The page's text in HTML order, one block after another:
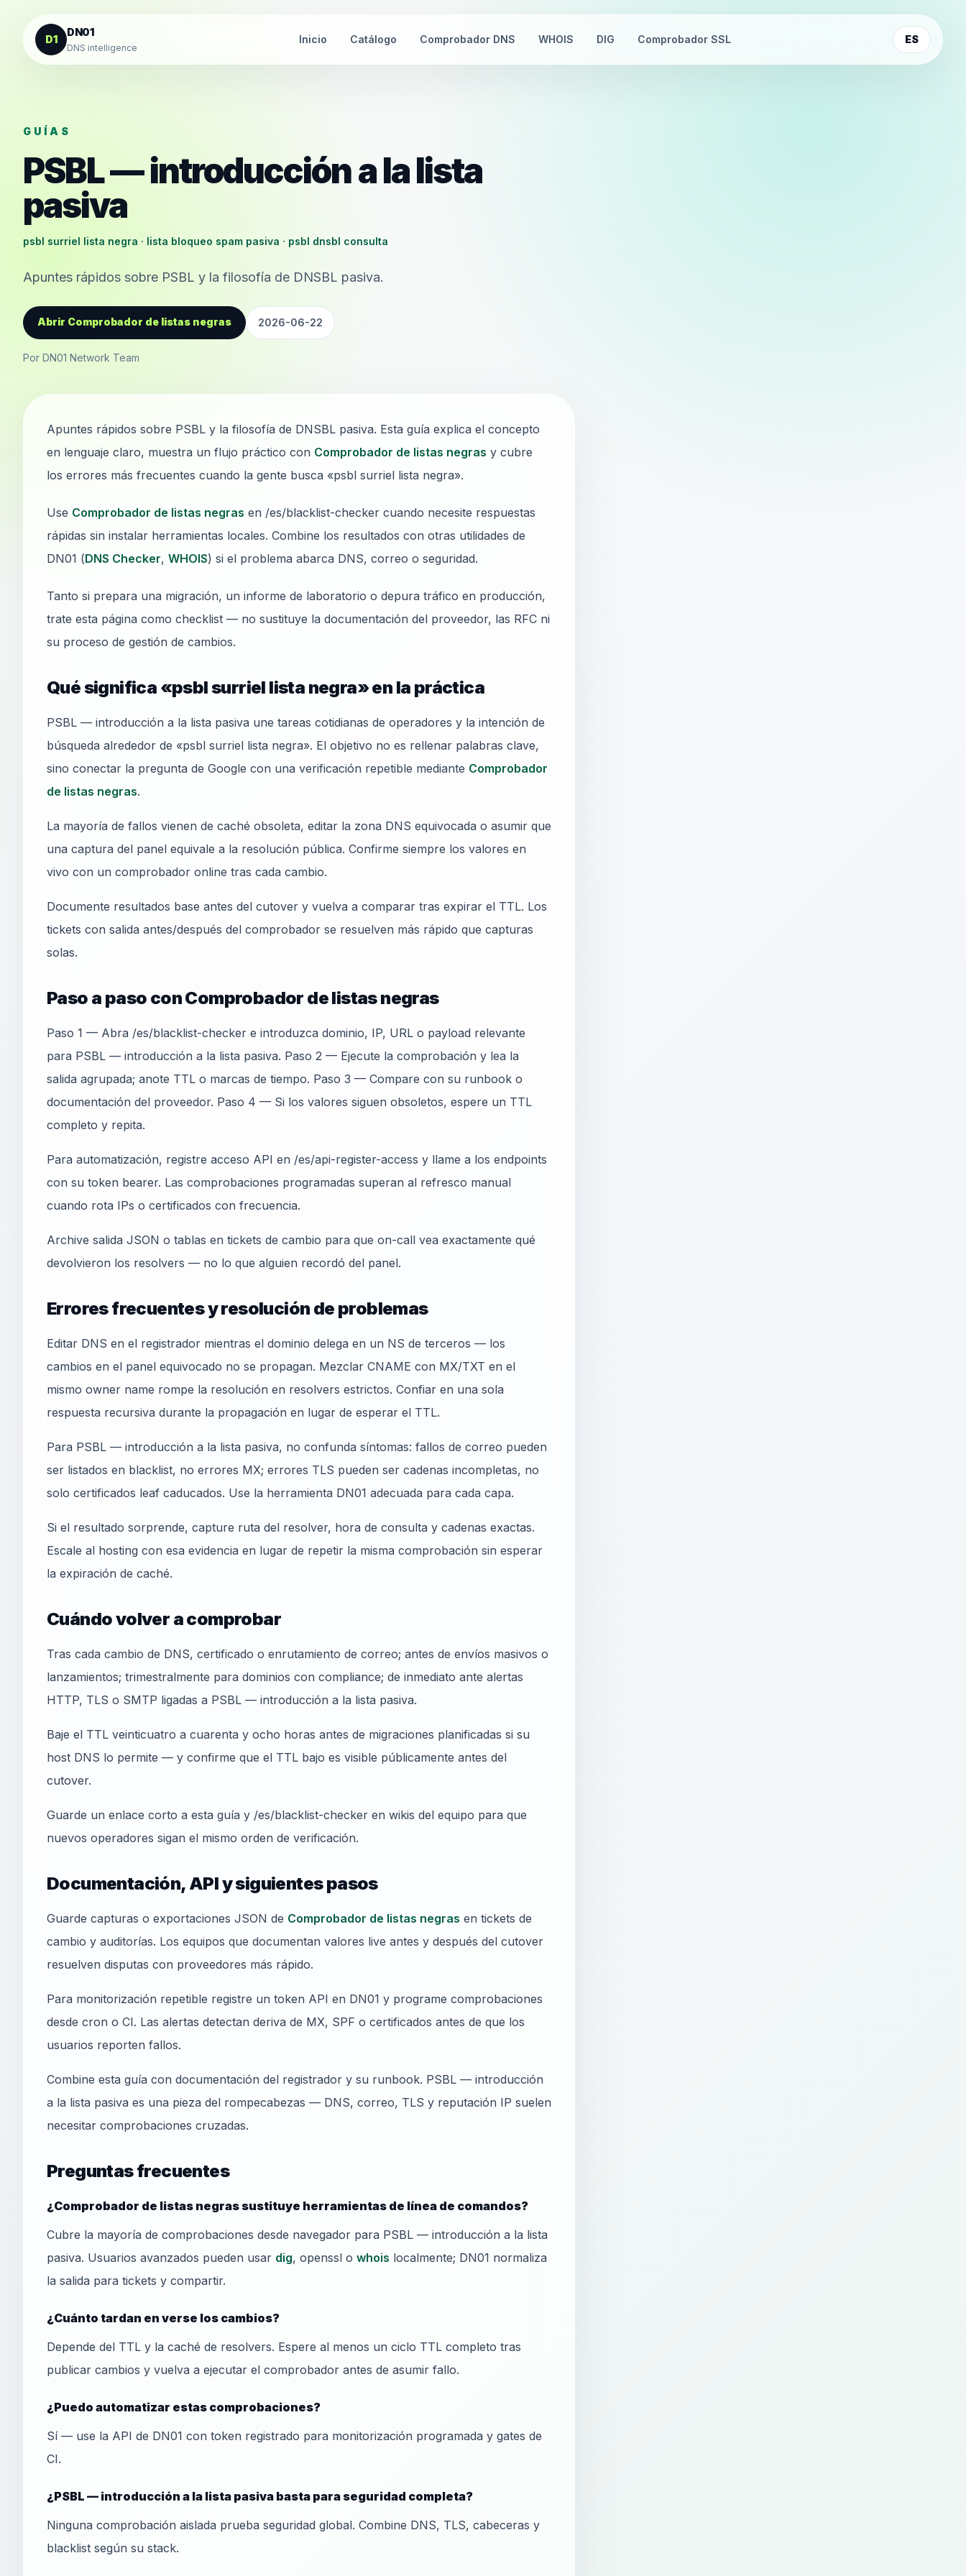
Saltar al contenido
D1
DN01
DNS intelligence
Inicio Catálogo Comprobador DNS WHOIS DIG Comprobador SSL ES
GUÍAS
PSBL — introducción a la lista
pasiva
psbl surriel lista negra · lista bloqueo spam pasiva · psbl dnsbl consulta
Apuntes rápidos sobre PSBL y la filosofía de DNSBL pasiva.
Abrir Comprobador de listas negras 2026-06-22
Por DN01 Network Team
Apuntes rápidos sobre PSBL y la filosofía de DNSBL pasiva. Esta guía explica el concepto
en lenguaje claro, muestra un flujo práctico con Comprobador de listas negras y cubre
los errores más frecuentes cuando la gente busca «psbl surriel lista negra».
Use Comprobador de listas negras en /es/blacklist-checker cuando necesite respuestas
rápidas sin instalar herramientas locales. Combine los resultados con otras utilidades de
DN01 (DNS Checker, WHOIS) si el problema abarca DNS, correo o seguridad.
Tanto si prepara una migración, un informe de laboratorio o depura tráfico en producción,
trate esta página como checklist — no sustituye la documentación del proveedor, las RFC ni
su proceso de gestión de cambios.
Qué significa «psbl surriel lista negra» en la práctica
PSBL — introducción a la lista pasiva une tareas cotidianas de operadores y la intención de
búsqueda alrededor de «psbl surriel lista negra». El objetivo no es rellenar palabras clave,
sino conectar la pregunta de Google con una verificación repetible mediante Comprobador
de listas negras.
La mayoría de fallos vienen de caché obsoleta, editar la zona DNS equivocada o asumir que
una captura del panel equivale a la resolución pública. Confirme siempre los valores en
vivo con un comprobador online tras cada cambio.
Documente resultados base antes del cutover y vuelva a comparar tras expirar el TTL. Los
tickets con salida antes/después del comprobador se resuelven más rápido que capturas
solas.
Paso a paso con Comprobador de listas negras
Paso 1 — Abra /es/blacklist-checker e introduzca dominio, IP, URL o payload relevante
para PSBL — introducción a la lista pasiva. Paso 2 — Ejecute la comprobación y lea la
salida agrupada; anote TTL o marcas de tiempo. Paso 3 — Compare con su runbook o
documentación del proveedor. Paso 4 — Si los valores siguen obsoletos, espere un TTL
completo y repita.
Para automatización, registre acceso API en /es/api-register-access y llame a los endpoints
con su token bearer. Las comprobaciones programadas superan al refresco manual
cuando rota IPs o certificados con frecuencia.
Archive salida JSON o tablas en tickets de cambio para que on-call vea exactamente qué
devolvieron los resolvers — no lo que alguien recordó del panel.
Errores frecuentes y resolución de problemas
Editar DNS en el registrador mientras el dominio delega en un NS de terceros — los
cambios en el panel equivocado no se propagan. Mezclar CNAME con MX/TXT en el
mismo owner name rompe la resolución en resolvers estrictos. Confiar en una sola
respuesta recursiva durante la propagación en lugar de esperar el TTL.
Para PSBL — introducción a la lista pasiva, no confunda síntomas: fallos de correo pueden
ser listados en blacklist, no errores MX; errores TLS pueden ser cadenas incompletas, no
solo certificados leaf caducados. Use la herramienta DN01 adecuada para cada capa.
Si el resultado sorprende, capture ruta del resolver, hora de consulta y cadenas exactas.
Escale al hosting con esa evidencia en lugar de repetir la misma comprobación sin esperar
la expiración de caché.
Cuándo volver a comprobar
Tras cada cambio de DNS, certificado o enrutamiento de correo; antes de envíos masivos o
lanzamientos; trimestralmente para dominios con compliance; de inmediato ante alertas
HTTP, TLS o SMTP ligadas a PSBL — introducción a la lista pasiva.
Baje el TTL veinticuatro a cuarenta y ocho horas antes de migraciones planificadas si su
host DNS lo permite — y confirme que el TTL bajo es visible públicamente antes del
cutover.
Guarde un enlace corto a esta guía y /es/blacklist-checker en wikis del equipo para que
nuevos operadores sigan el mismo orden de verificación.
Documentación, API y siguientes pasos
Guarde capturas o exportaciones JSON de Comprobador de listas negras en tickets de
cambio y auditorías. Los equipos que documentan valores live antes y después del cutover
resuelven disputas con proveedores más rápido.
Para monitorización repetible registre un token API en DN01 y programe comprobaciones
desde cron o CI. Las alertas detectan deriva de MX, SPF o certificados antes de que los
usuarios reporten fallos.
Combine esta guía con documentación del registrador y su runbook. PSBL — introducción
a la lista pasiva es una pieza del rompecabezas — DNS, correo, TLS y reputación IP suelen
necesitar comprobaciones cruzadas.
Preguntas frecuentes
¿Comprobador de listas negras sustituye herramientas de línea de comandos?
Cubre la mayoría de comprobaciones desde navegador para PSBL — introducción a la lista
pasiva. Usuarios avanzados pueden usar dig, openssl o whois localmente; DN01 normaliza
la salida para tickets y compartir.
¿Cuánto tardan en verse los cambios?
Depende del TTL y la caché de resolvers. Espere al menos un ciclo TTL completo tras
publicar cambios y vuelva a ejecutar el comprobador antes de asumir fallo.
¿Puedo automatizar estas comprobaciones?
Sí — use la API de DN01 con token registrado para monitorización programada y gates de
CI.
¿PSBL — introducción a la lista pasiva basta para seguridad completa?
Ninguna comprobación aislada prueba seguridad global. Combine DNS, TLS, cabeceras y
blacklist según su stack.